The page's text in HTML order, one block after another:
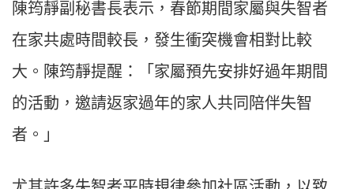
陳筠靜副秘書長表示，春節期間家屬與失智者
在家共處時間較長，發生衝突機會相對比較
大。陳筠靜提醒：「家屬預先安排好過年期間
的活動，邀請返家過年的家人共同陪伴失智
者。」